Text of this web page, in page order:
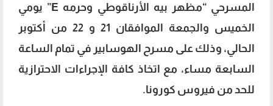
المسرحي “مظهر بيه الأرناقوطي وحرمه E” يومي
الخميس والجمعة الموافقان 21 و 22 من أكتوبر
الحالي، وذلك على مسرح الهوسابير في تمام الساعة
السابعة مساء، مع اتخاذ كافة الإجراءات الاحترازية
للحد من فيروس كورونا.